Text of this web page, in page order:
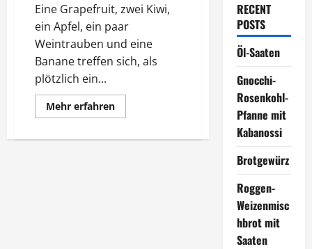
Eine Grapefruit, zwei Kiwi,
ein Apfel, ein paar
Weintrauben und eine
Banane treffen sich, als
plötzlich ein...
Mehr erfahrenMehr
Informationen
Obstsalat
RECENT
POSTS
Öl-Saaten
Gnocchi-
Rosenkohl-
Pfanne mit
Kabanossi
Brotgewürz
Roggen-
Weizenmisc
hbrot mit
Saaten